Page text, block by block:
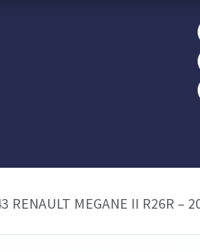
RENAULT MEGANE II R26R –